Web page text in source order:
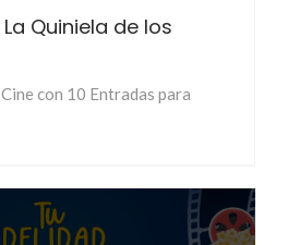
La Quiniela de los
con 10 Entradas para